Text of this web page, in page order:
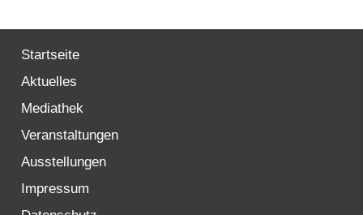
Startseite
Aktuelles
Mediathek
Veranstaltungen
Ausstellungen
Impressum